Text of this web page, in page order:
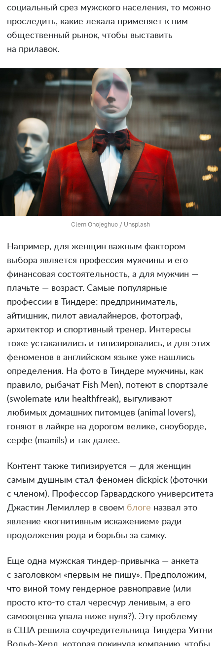
социальный срез мужского населения, то можно
проследить, какие лекала применяет к ним
общественный рынок, чтобы выставить
на прилавок.
Clem Onojeghuo / Unsplash
Например, для женщин важным фактором
выбора является профессия мужчины и его
финансовая состоятельность, а для мужчин —
плачьте — возраст. Самые популярные
профессии в Тиндере: предприниматель,
айтишник, пилот авиалайнеров, фотограф,
архитектор и спортивный тренер. Интересы
тоже устаканились и типизировались, и для этих
феноменов в английском языке уже нашлись
определения. На фото в Тиндере мужчины, как
правило, рыбачат Fish Men), потеют в спортзале
(swolemate или healthfreak), выгуливают
любимых домашних питомцев (animal lovers),
гоняют в лайкре на дорогом велике, сноуборде,
серфе (mamils) и так далее.
Контент также типизируется — для женщин
самым душным стал феномен dickpick (фоточки
с членом). Профессор Гарвардского университета
Джастин Лемиллер в своем блоге назвал это
явление «когнитивным искажением» ради
продолжения рода и борьбы за самку.
Еще одна мужская тиндер-привычка — анкета
с заголовком «первым не пишу». Предположим,
что виной тому гендерное равноправие (или
просто кто-то стал чересчур ленивым, а его
самооценка упала ниже нуля?). Эту проблему
в США решила соучредительница Тиндера Уитни